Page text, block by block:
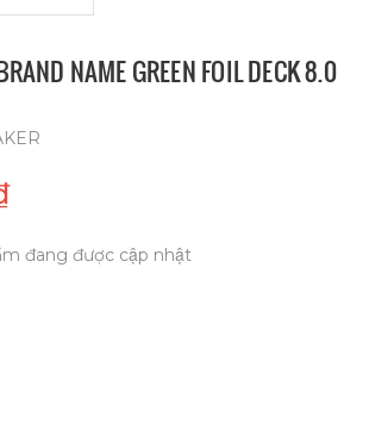
NAME GREEN FOIL DECK 8.0
đang được cập nhật